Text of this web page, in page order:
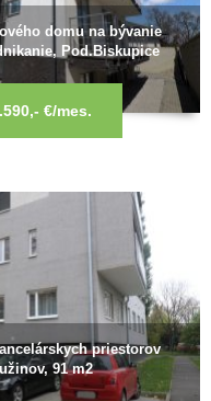
domu na bývanie
Pod.Biskupice
€/mes.
priestorov
91 m2